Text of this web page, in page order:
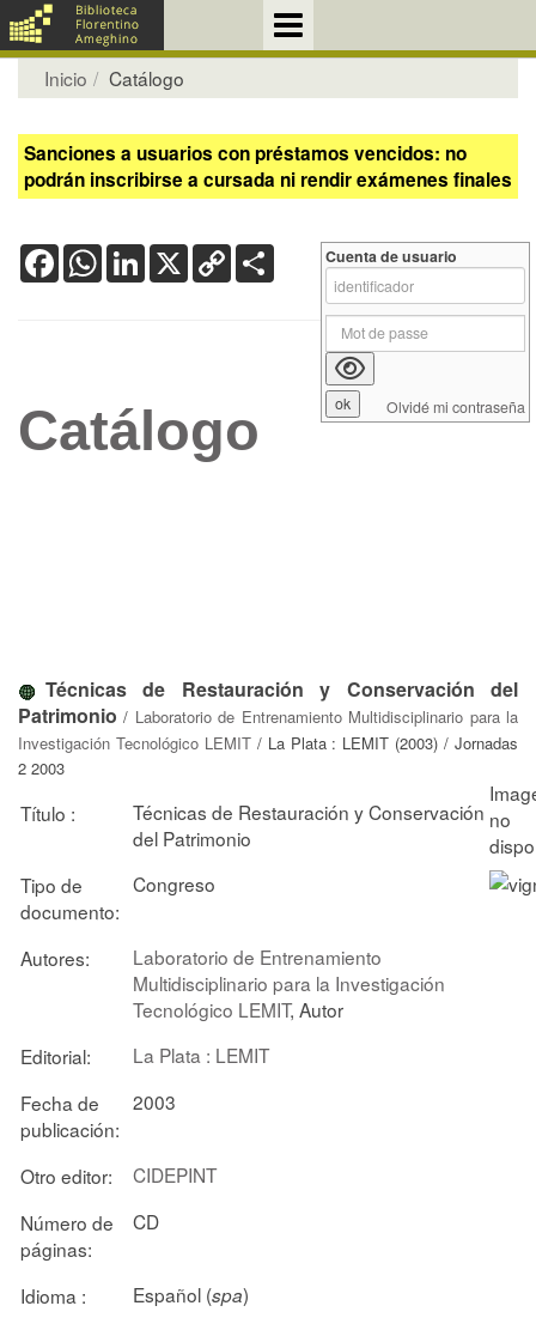
Inicio Catálogo
Sanciones a usuarios con préstamos vencidos: no
podrán inscribirse a cursada ni rendir exámenes finales
FacebookWhatsApp
LinkedIn
X Copy
Link
Catálogo
Técnicas de Restauración y Conservación del
Patrimonio / Laboratorio de Entrenamiento Multidisciplinario para la
Investigación Tecnológico LEMIT/ La Plata : LEMIT (2003) / Jornadas
2 2003
Título :
Técnicas de Restauración y Conservación
del Patrimonio
Tipo de
documento:
Congreso
Autores:
Laboratorio de Entrenamiento
Multidisciplinario para la Investigación
Tecnológico LEMIT, Autor
Editorial:
La Plata : LEMIT
Fecha de
publicación:
2003
Otro editor:
CIDEPINT
Número de
páginas:
CD
Idioma : Español (spa)
Cuenta de usuario
Olvidé mi contraseña